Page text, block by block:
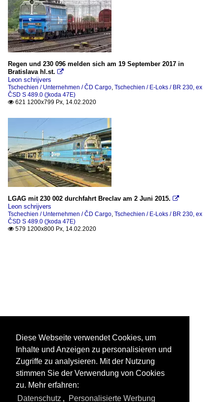
Regen und 230 096 melden sich am 19 September 2017 in
Bratislava hl.st. 
Leon schrijvers
Tschechien / Unternehmen / ČD Cargo Tschechien / E-Loks / BR 230, ex
ČSD S 489.0 (¦koda 47E)
 621 1200x799 Px, 14.02.2020
LGAG mit 230 002 durchfahrt Breclav am 2 Juni 2015. 
Leon schrijvers
Tschechien / Unternehmen / ČD Cargo Tschechien / E-Loks / BR 230, ex
ČSD S 489.0 (¦koda 47E)
 579 1200x800 Px, 14.02.2020
Diese Webseite verwendet Cookies, um
Inhalte und Anzeigen zu personalisieren und
Zugriffe zu analysieren. Mit der Nutzung
stimmen Sie der Verwendung von Cookies
zu. Mehr erfahren:
Datenschutz , Personalisierte Werbung